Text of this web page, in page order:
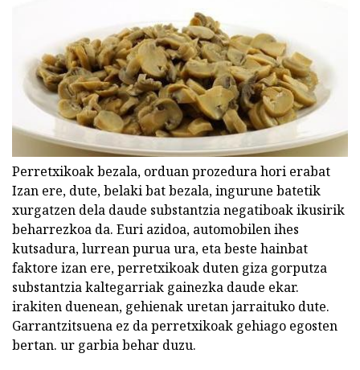
Perretxikoak bezala, orduan prozedura hori erabat
Izan ere, dute, belaki bat bezala, ingurune batetik
xurgatzen dela daude substantzia negatiboak ikusirik
beharrezkoa da. Euri azidoa, automobilen ihes
kutsadura, lurrean purua ura, eta beste hainbat
faktore izan ere, perretxikoak duten giza gorputza
substantzia kaltegarriak gainezka daude ekar.
irakiten duenean, gehienak uretan jarraituko dute.
Garrantzitsuena ez da perretxikoak gehiago egosten
bertan. ur garbia behar duzu.